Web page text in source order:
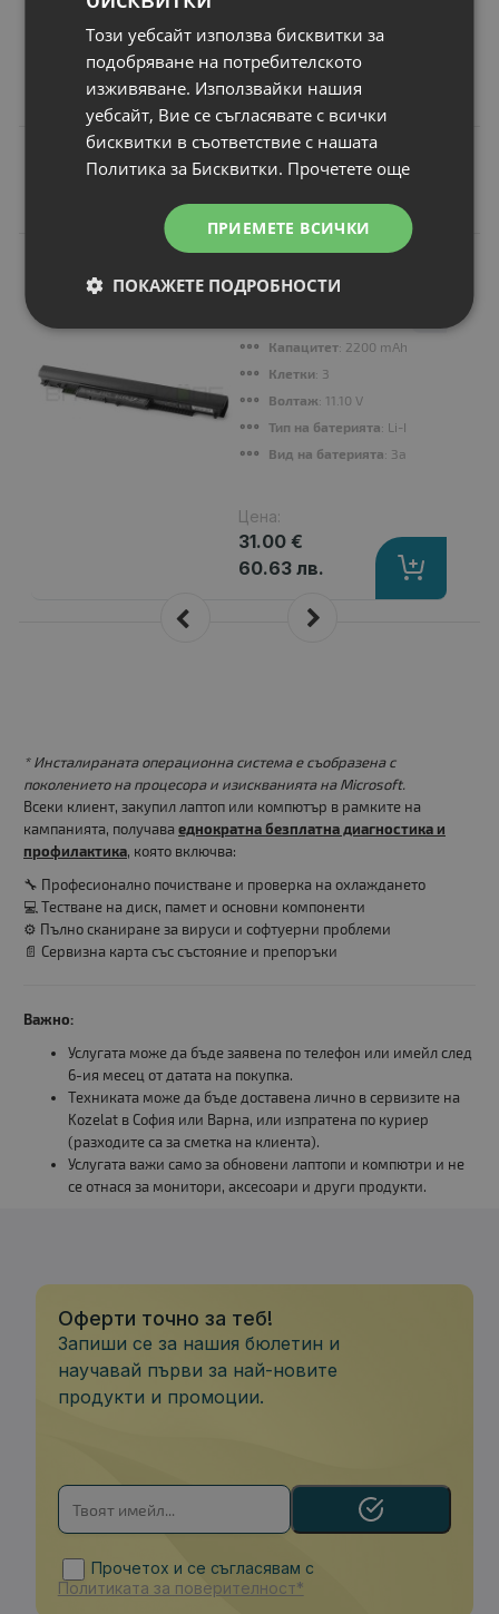
42.00 €
82.14 лв.
Подобни продукти
Hewlett-Packard
Капацитет: 2200 mAh
Клетки: 3
Волтаж: 11.10 V
Тип на батерията: Li-Ion
Вид на батерията: Заместител
Цена:
31.00 €
60.63 лв.
* Инсталираната операционна система е съобразена с
поколението на процесора и изискванията на Microsoft.
Всеки клиент, закупил лаптоп или компютър в рамките на
кампанията, получава еднократна безплатна диагностика и
профилактика, която включва:
🔧 Професионално почистване и проверка на охлаждането
💻 Тестване на диск, памет и основни компоненти
⚙️ Пълно сканиране за вируси и софтуерни проблеми
📄 Сервизна карта със състояние и препоръки
Важно:
Услугата може да бъде заявена по телефон или имейл след
6-ия месец от датата на покупка.
Техниката може да бъде доставена лично в сервизите на
Kozelat в София или Варна, или изпратена по куриер
(разходите са за сметка на клиента).
Услугата важи само за обновени лаптопи и компютри и не
се отнася за монитори, аксесоари и други продукти.
Оферти точно за теб!
Запиши се за нашия бюлетин и
научавай първи за най-новите
продукти и промоции.
Прочетох и се съгласявам с
Политиката за поверителност*
Този уебсайт използва бисквитки за
подобряване на потребителското
изживяване. Използвайки нашия
уебсайт, Вие се съгласявате с всички
бисквитки в съответствие с нашата
Политика за Бисквитки. Прочетете още
ПРИЕМЕТЕ ВСИЧКИ
ПОКАЖЕТЕ ПОДРОБНОСТИ